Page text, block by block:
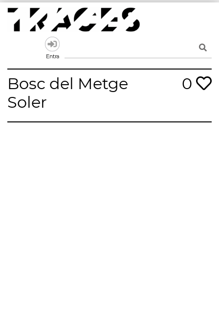
Skip
content
Un mapa de la memòria obert a tothom
Entra
Bosc del Metge
Soler
0